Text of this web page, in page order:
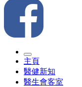
主頁
醫健新知
醫生會客室